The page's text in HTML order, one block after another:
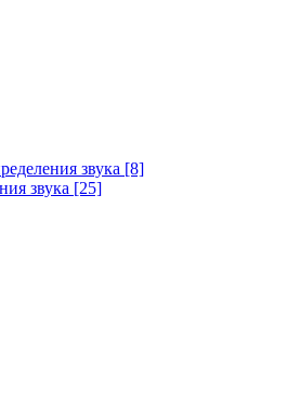
звука [8]
звука [25]